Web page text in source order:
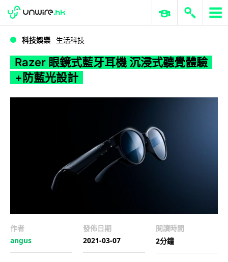
WWDC 2026 ERP 與商業 AI
科技娛樂 生活科技
Razer 眼鏡式藍牙耳機 沉浸式聽覺體驗
+防藍光設計
作者
angus
發佈日期
2021-03-07
閱讀時間
2分鐘